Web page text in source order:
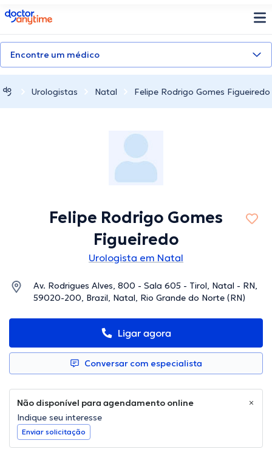
doctoranytime
Encontre um médico
Urologistas Natal Felipe Rodrigo Gomes Figueiredo
Felipe Rodrigo Gomes
Figueiredo
Urologista em Natal
Av. Rodrigues Alves, 800 - Sala 605 - Tirol, Natal - RN,
59020-200, Brazil, Natal, Rio Grande do Norte (RN)
Ligar agora
Conversar com especialista
Não disponível para agendamento online
Indique seu interesse
Enviar solicitação